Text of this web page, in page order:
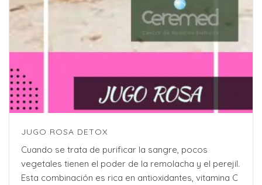
JUGO ROSA DETOX
Cuando se trata de purificar la sangre, pocos
vegetales tienen el poder de la remolacha y el perejil.
Esta combinación es rica en antioxidantes, vitamina C